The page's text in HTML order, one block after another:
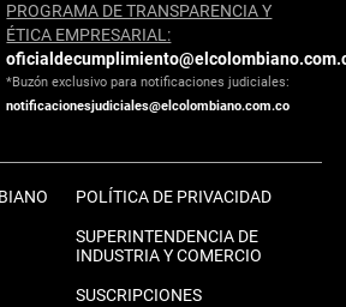
PROGRAMA DE TRANSPARENCIA Y
ÉTICA EMPRESARIAL:
*Buzón exclusivo para notificaciones judiciales:
notificacionesjudiciales@elcolombiano.com.co
POLÍTICA DE PRIVACIDAD
SUPERINTENDENCIA DE
INDUSTRIA Y COMERCIO
SUSCRIPCIONES